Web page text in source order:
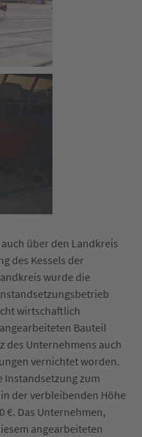
über den Landkreis
des Kessels der
wurde die
wirtschaftlich
Bauteil
des Unternehmens auch
vernichtet worden.
Instandsetzung zum
der verbleibenden Höhe
€. Das Unternehmen,
angearbeiteten